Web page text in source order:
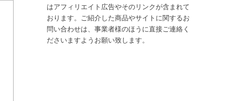
はアフィリエイト広告やそのリンクが含まれて
おります。ご紹介した商品やサイトに関するお
問い合わせは、事業者様のほうに直接ご連絡く
ださいますようお願い致します。